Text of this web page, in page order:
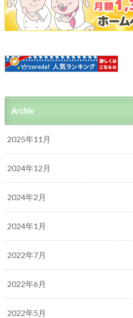
Archiv
2025年11月
2024年12月
2024年2月
2024年1月
2022年7月
2022年6月
2022年5月